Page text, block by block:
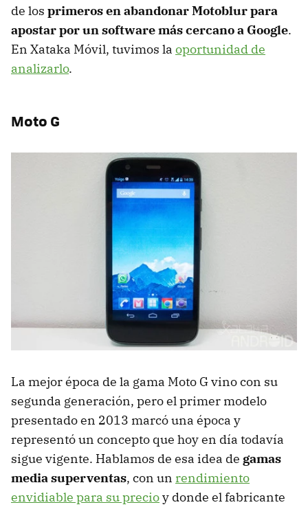
de los primeros en abandonar Motoblur para
apostar por un software más cercano a Google.
En Xataka Móvil, tuvimos la oportunidad de
analizarlo.
Moto G
La mejor época de la gama Moto G vino con su
segunda generación, pero el primer modelo
presentado en 2013 marcó una época y
representó un concepto que hoy en día todavía
sigue vigente. Hablamos de esa idea de gamas
media superventas, con un rendimiento
envidiable para su precioy donde el fabricante